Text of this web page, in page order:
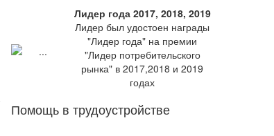
Лидер года 2017, 2018, 2019
Лидер был удостоен награды
"Лидер года" на премии
"Лидер потребительского
рынка" в 2017,2018 и 2019
годах
Помощь в трудоустройстве